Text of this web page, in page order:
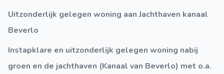
Uitzonderlijk gelegen woning aan Jachthaven kanaal
Beverlo
Instapklare en uitzonderlijk gelegen woning nabij
groen en de jachthaven (Kanaal van Beverlo) met o.a.